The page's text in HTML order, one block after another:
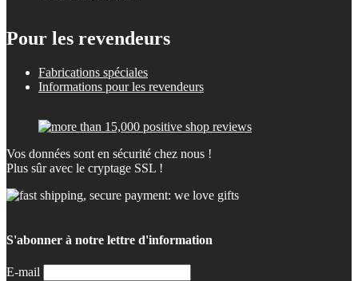
Pour les revendeurs
Fabrications spéciales
Informations pour les revendeurs
Vos données sont en sécurité chez nous !
Plus sûr avec le cryptage SSL !
S'abonner à notre lettre d'information
E-mail